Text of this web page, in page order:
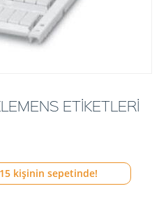
ETİKETLERİ
15 kişinin sepetinde!